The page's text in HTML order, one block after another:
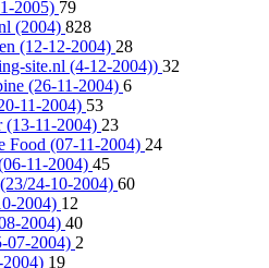
2005) 79
(2004) 828
(12-12-2004) 28
site.nl (4-12-2004)) 32
(26-11-2004) 6
11-2004) 53
(13-11-2004) 23
Food (07-11-2004) 24
11-2004) 45
24-10-2004) 60
2004) 12
2004) 40
07-2004) 2
19